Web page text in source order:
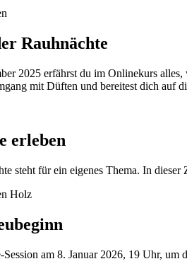
Rauhnächte
2025 erfährst du im Onlinekurs
mit Düften und bereitest dich auf
erleben
steht für ein eigenes Thema. In
am 8. Januar 2026, 19 Uhr,